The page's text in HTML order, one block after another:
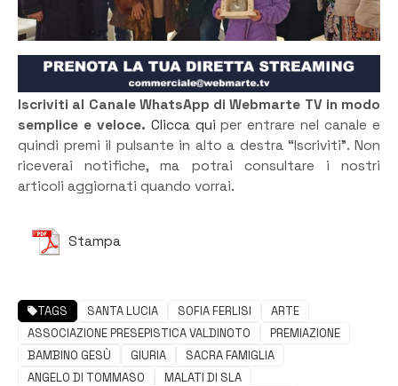
Iscriviti al Canale WhatsApp di Webmarte TV in modo
semplice e veloce. Clicca qui per entrare nel canale e
quindi premi il pulsante in alto a destra “Iscriviti”. Non
riceverai notifiche, ma potrai consultare i nostri
articoli aggiornati quando vorrai.
Stampa
TAGS SANTA LUCIA SOFIA FERLISI
ARTE
ASSOCIAZIONE PRESEPISTICA VALDINOTO
PREMIAZIONE
BAMBINO GESÙ
GIURIA
SACRA FAMIGLIA
ANGELO DI TOMMASO
MALATI DI SLA